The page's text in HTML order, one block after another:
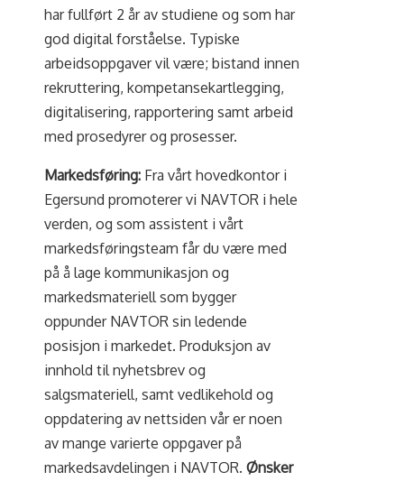
har fullført 2 år av studiene og som har
god digital forståelse. Typiske
arbeidsoppgaver vil være; bistand innen
rekruttering, kompetansekartlegging,
digitalisering, rapportering samt arbeid
med prosedyrer og prosesser.
Markedsføring:Fra vårt hovedkontor i
Egersund promoterer vi NAVTOR i hele
verden, og som assistent i vårt
markedsføringsteam får du være med
på å lage kommunikasjon og
markedsmateriell som bygger
oppunder NAVTOR sin ledende
posisjon i markedet. Produksjon av
innhold til nyhetsbrev og
salgsmateriell, samt vedlikehold og
oppdatering av nettsiden vår er noen
av mange varierte oppgaver på
markedsavdelingen i NAVTOR. Ønsker